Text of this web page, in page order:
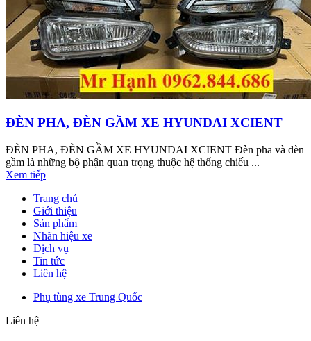
ĐÈN PHA, ĐÈN GẦM XE HYUNDAI XCIENT
ĐÈN PHA, ĐÈN GẦM XE HYUNDAI XCIENT Đèn pha và đèn
gầm là những bộ phận quan trọng thuộc hệ thống chiếu ...
Xem tiếp
Trang chủ
Giới thiệu
Sản phẩm
Nhãn hiệu xe
Dịch vụ
Tin tức
Liên hệ
Phụ tùng xe Trung Quốc
Liên hệ